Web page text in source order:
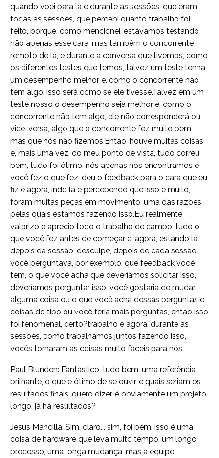
quando voei para lá e durante as sessões, que eram
todas as sessões, que percebi quanto trabalho foi
feito, porque, como mencionei, estávamos testando
não apenas esse cara, mas também o concorrente
remoto de lá, e durante a conversa que tivemos, como
os diferentes testes que temos, talvez um teste tenha
um desempenho melhor e, como o concorrente não
tem algo, isso será como se ele tivesse.Talvez em um
teste nosso o desempenho seja melhor e, como o
concorrente não tem algo, ele não corresponderá ou
vice-versa, algo que o concorrente fez muito bem,
mas que nós não fizemos.Então, houve muitas coisas
e, mais uma vez, do meu ponto de vista, tudo correu
bem, tudo foi ótimo, nós apenas nos encontramos e
você fez o que fez, deu o feedback para o cara que eu
fiz e agora, indo lá e percebendo que isso é muito,
foram muitas peças em movimento, uma das razões
pelas quais estamos fazendo isso.Eu realmente
valorizo e aprecio todo o trabalho de campo, tudo o
que você fez antes de começar e, agora, estando lá
depois da sessão, desculpe, depois de cada sessão,
você perguntava, por exemplo, que feedback você
tem, o que você acha que deveríamos solicitar isso,
deveríamos perguntar isso, você gostaria de mudar
alguma coisa ou o que você acha dessas perguntas e
coisas do tipo ou você teria mais perguntas, então isso
foi fenomenal, certo?trabalho e agora, durante as
sessões, como trabalhamos juntos fazendo isso,
vocês tornaram as coisas muito fáceis para nós.
Paul Blunden: Fantástico, tudo bem, uma referência
brilhante, o que é ótimo de se ouvir, e quais seriam os
resultados finais, quero dizer, é obviamente um projeto
longo, já há resultados?
Jesus Mancilla: Sim, claro... sim, foi bem, isso é uma
coisa de hardware que leva muito tempo, um longo
processo, uma longa mudança, mas a equipe